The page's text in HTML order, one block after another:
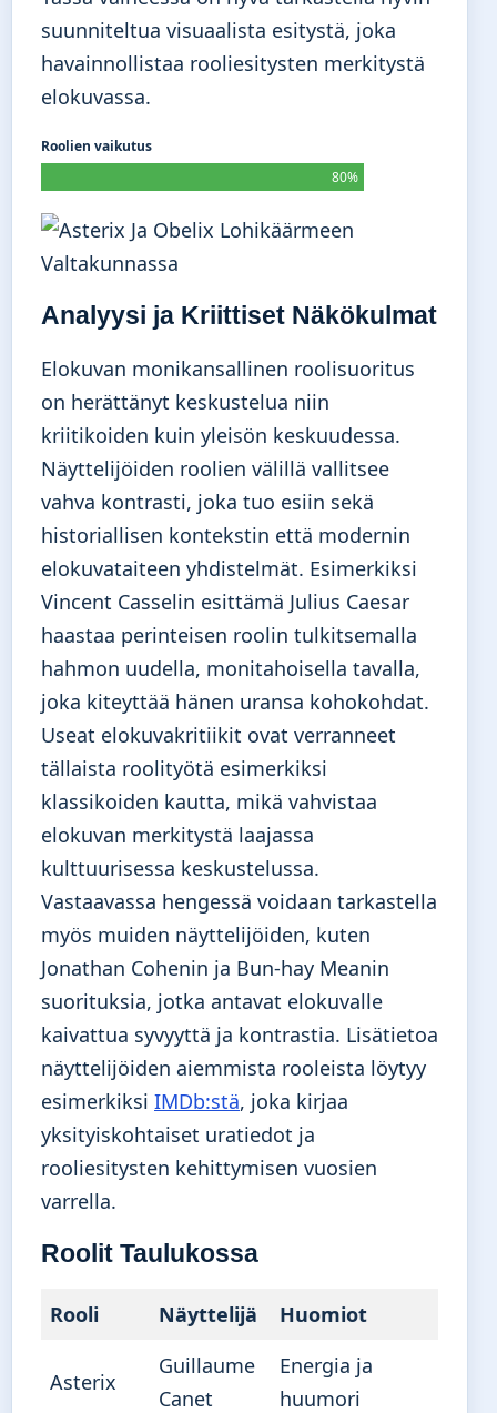
suunniteltua visuaalista esitystä, joka
havainnollistaa rooliesitysten merkitystä
elokuvassa.
Roolien vaikutus
80%
Analyysi ja Kriittiset Näkökulmat
Elokuvan monikansallinen roolisuoritus
on herättänyt keskustelua niin
kriitikoiden kuin yleisön keskuudessa.
Näyttelijöiden roolien välillä vallitsee
vahva kontrasti, joka tuo esiin sekä
historiallisen kontekstin että modernin
elokuvataiteen yhdistelmät. Esimerkiksi
Vincent Casselin esittämä Julius Caesar
haastaa perinteisen roolin tulkitsemalla
hahmon uudella, monitahoisella tavalla,
joka kiteyttää hänen uransa kohokohdat.
Useat elokuvakritiikit ovat verranneet
tällaista roolityötä esimerkiksi
klassikoiden kautta, mikä vahvistaa
elokuvan merkitystä laajassa
kulttuurisessa keskustelussa.
Vastaavassa hengessä voidaan tarkastella
myös muiden näyttelijöiden, kuten
Jonathan Cohenin ja Bun-hay Meanin
suorituksia, jotka antavat elokuvalle
kaivattua syvyyttä ja kontrastia. Lisätietoa
näyttelijöiden aiemmista rooleista löytyy
esimerkiksi IMDb:stä, joka kirjaa
yksityiskohtaiset uratiedot ja
rooliesitysten kehittymisen vuosien
varrella.
Roolit Taulukossa
Rooli Näyttelijä Huomiot
Asterix
Guillaume
Canet
Energia ja
huumori